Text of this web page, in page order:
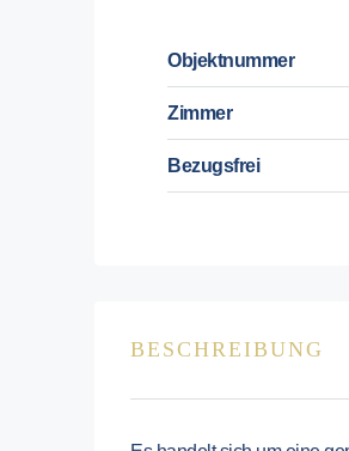
Objektnummer
Zimmer
Bezugsfrei
BESCHREIBUNG